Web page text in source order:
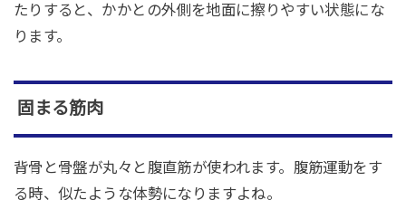
たりすると、かかとの外側を地面に擦りやすい状態にな
ります。
固まる筋肉
背骨と骨盤が丸々と腹直筋が使われます。腹筋運動をす
る時、似たような体勢になりますよね。